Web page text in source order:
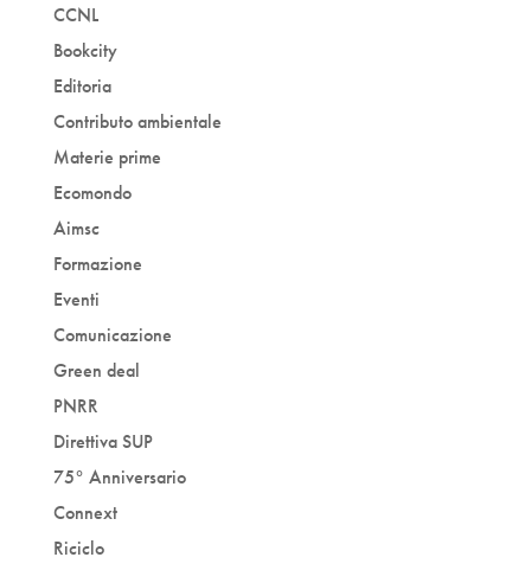
CCNL
Bookcity
Editoria
Contributo ambientale
Materie prime
Ecomondo
Aimsc
Formazione
Eventi
Comunicazione
Green deal
PNRR
Direttiva SUP
75° Anniversario
Connext
Riciclo